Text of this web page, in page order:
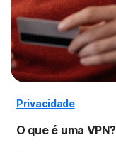
Privacidade
O que é uma VPN?